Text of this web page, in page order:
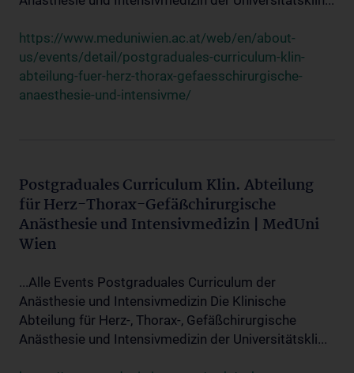
https://www.meduniwien.ac.at/web/en/about-
us/events/detail/postgraduales-curriculum-klin-
abteilung-fuer-herz-thorax-gefaesschirurgische-
anaesthesie-und-intensivme/
Postgraduales Curriculum Klin. Abteilung
für Herz-Thorax-Gefäßchirurgische
Anästhesie und Intensivmedizin | MedUni
Wien
...Alle Events Postgraduales Curriculum der
Anästhesie und Intensivmedizin Die Klinische
Abteilung für Herz-, Thorax-, Gefäßchirurgische
Anästhesie und Intensivmedizin der Universitätskli...